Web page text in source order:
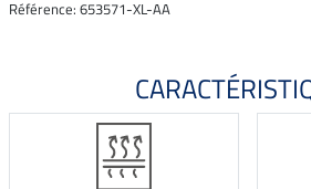
Référence: 653571-XL-AA